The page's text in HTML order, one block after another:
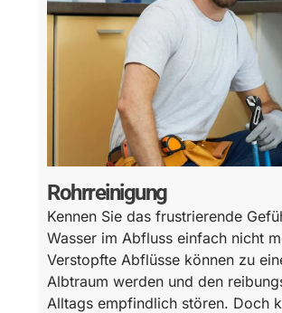
Rohrreinigung
Kennen Sie das frustrierende
Wasser im Abfluss einfach nicht
Verstopfte Abflüsse können zu
Albtraum werden und den
Alltags empfindlich stören. Doch